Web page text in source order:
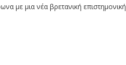
με μια νέα βρετανική επιστημονική